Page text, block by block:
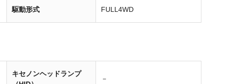
駆動形式 FULL4WD
キセノンヘッドランプ
－